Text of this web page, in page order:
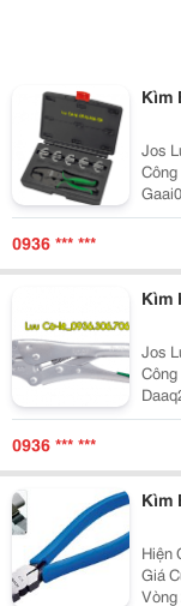
Kìm
Jos
Công Nghiệp Item
Gaai0605 &Quot;Bộ Kìm
0936 *** ***
Kìm
Jos
Công Nghiệp Item
Daaq2B10 Kìm Kẹp
0936306706
0936 *** ***
Kìm
Hiện
Giá
Vòng